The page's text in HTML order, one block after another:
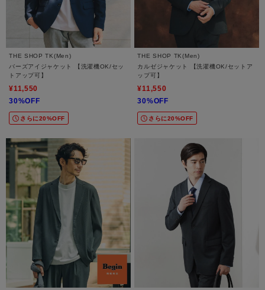
THE SHOP TK(Men)
バーズアイジャケット 【洗濯機OK/セッ
トアップ可】
¥11,550
30%OFF
さらに20%OFF
THE SHOP TK(Men)
カルゼジャケット 【洗濯機OK/セットア
ップ可】
¥11,550
30%OFF
さらに20%OFF